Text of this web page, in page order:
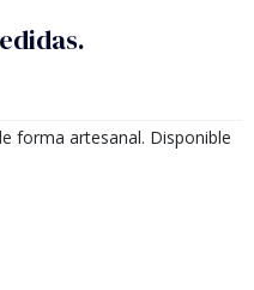
forma artesanal. Disponible